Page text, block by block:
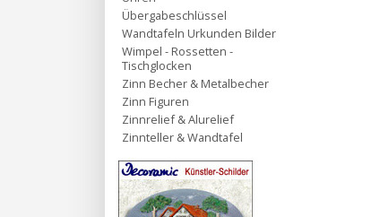
Übergabeschlüssel
Wandtafeln Urkunden Bilder
Wimpel - Rossetten -
Tischglocken
Zinn Becher & Metalbecher
Zinn Figuren
Zinnrelief & Alurelief
Zinnteller & Wandtafel